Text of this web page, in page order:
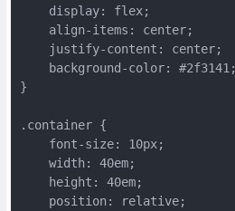
    display: flex;
    align-items: center;
    justify-content: center;
    background-color: #2f3141;
}
.container {
    font-size: 10px;
    width: 40em;
    height: 40em;
    position: relative;